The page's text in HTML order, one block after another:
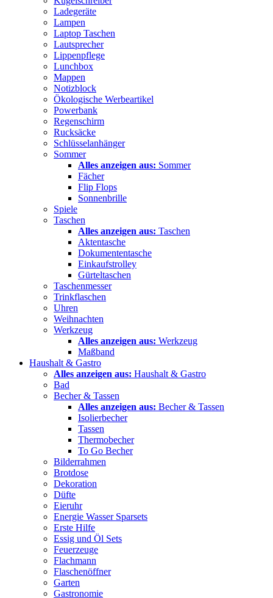
Ladegeräte
Lampen
Laptop Taschen
Lautsprecher
Lippenpflege
Lunchbox
Mappen
Notizblock
Ökologische Werbeartikel
Powerbank
Regenschirm
Rucksäcke
Schlüsselanhänger
Sommer
Alles anzeigen aus: Sommer
Fächer
Flip Flops
Sonnenbrille
Spiele
Taschen
Alles anzeigen aus: Taschen
Aktentasche
Dokumententasche
Einkaufstrolley
Gürteltaschen
Taschenmesser
Trinkflaschen
Uhren
Weihnachten
Werkzeug
Alles anzeigen aus: Werkzeug
Maßband
Haushalt & Gastro
Alles anzeigen aus: Haushalt & Gastro
Bad
Becher & Tassen
Alles anzeigen aus: Becher & Tassen
Isolierbecher
Tassen
Thermobecher
To Go Becher
Bilderrahmen
Brotdose
Dekoration
Düfte
Eieruhr
Energie Wasser Sparsets
Erste Hilfe
Essig und Öl Sets
Feuerzeuge
Flachmann
Flaschenöffner
Garten
Gastronomie